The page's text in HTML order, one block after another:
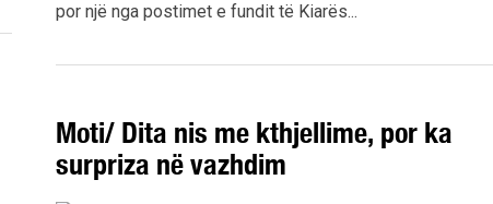
por një nga postimet e fundit të Kiarës...
Moti/ Dita nis me kthjellime, por ka
surpriza në vazhdim